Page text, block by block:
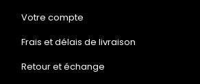
Votre compte
Frais et délais de livraison
Retour et échange